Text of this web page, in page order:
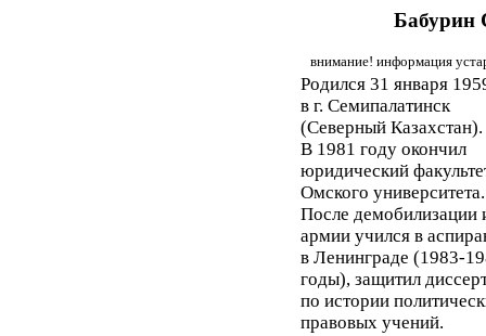
Бабурин
внимание! информация
Родился 31 января
в г. Семипалатинск
(Северный Казахстан).
В 1981 году окончил
юридический
Омского университета.
После демобилизации
армии учился в
в Ленинграде (1983-
годы), защитил
по истории
правовых учений.